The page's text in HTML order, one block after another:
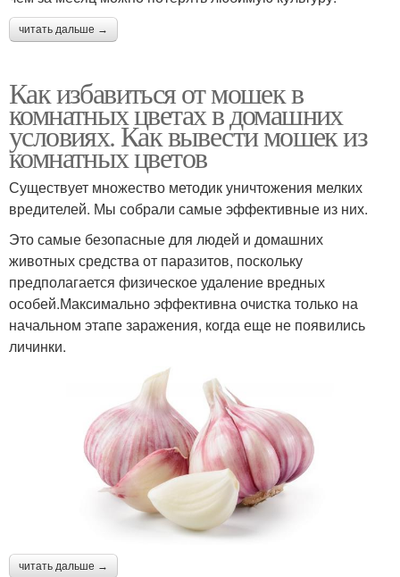
читать дальше →
Как избавиться от мошек в
комнатных цветах в домашних
условиях. Как вывести мошек из
комнатных цветов
Существует множество методик уничтожения мелких
вредителей. Мы собрали самые эффективные из них.
Это самые безопасные для людей и домашних
животных средства от паразитов, поскольку
предполагается физическое удаление вредных
особей.Максимально эффективна очистка только на
начальном этапе заражения, когда еще не появились
личинки.
читать дальше →